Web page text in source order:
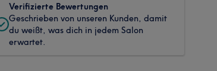
Verifizierte Bewertungen
Geschrieben von unseren Kunden, damit
du weißt, was dich in jedem Salon
erwartet.